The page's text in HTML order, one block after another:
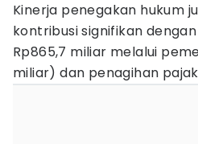
Kinerja penegakan hukum
kontribusi signifikan
Rp865,7 miliar melalui
miliar) dan penagihan